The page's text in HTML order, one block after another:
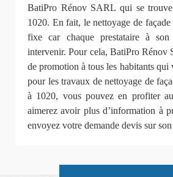
BatiPro Rénov SARL qui se
1020. En fait, le nettoyage de
fixe car chaque prestataire à
intervenir. Pour cela, BatiPro
de promotion à tous les habitants qui
pour les travaux de nettoyage de
à 1020, vous pouvez en profiter
aimerez avoir plus d’information à
envoyez votre demande devis sur